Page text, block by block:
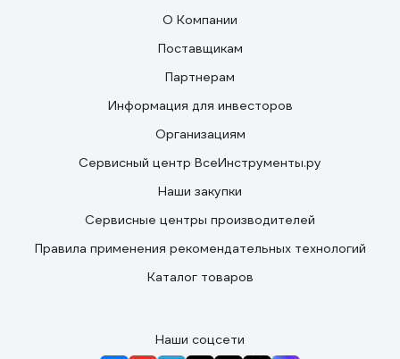
О Компании
Поставщикам
Партнерам
Информация для инвесторов
Организациям
Сервисный центр ВсеИнструменты.ру
Наши закупки
Сервисные центры производителей
Правила применения рекомендательных технологий
Каталог товаров
Наши соцсети